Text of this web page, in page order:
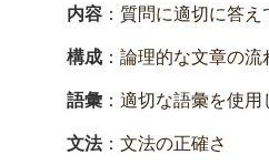
内容 ：質問に適切に答え
構成 ：論理的な文章の
語彙 ：適切な語彙を使
文法：文法の正確さ